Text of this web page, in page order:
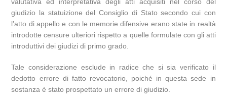
giudizio la statuizione del Consiglio di Stato secondo cui con
l’atto di appello e con le memorie difensive erano state in realtà
introdotte censure ulteriori rispetto a quelle formulate con gli atti
introduttivi dei giudizi di primo grado.
Tale considerazione esclude in radice che si sia verificato il
dedotto errore di fatto revocatorio, poiché in questa sede in
sostanza è stato prospettato un errore di giudizio.